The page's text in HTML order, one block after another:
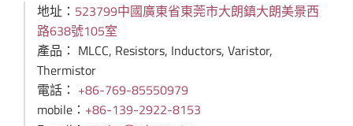
地址： 523799中國廣東省東莞市大朗鎮大朗美景西
路638號105室
產品： MLCC, Resistors, Inductors, Varistor,
Thermistor
電話： +86-769-85550979
mobile： +86-139-2922-8153